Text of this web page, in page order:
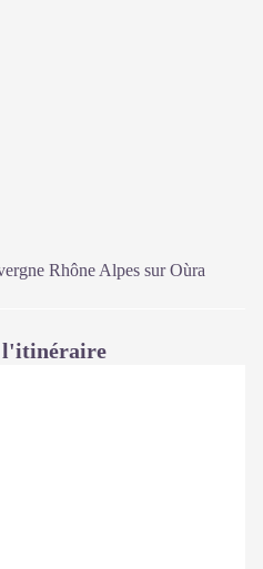
Rhône Alpes surOùra
l'itinéraire